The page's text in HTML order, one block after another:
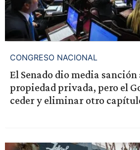
CONGRESO NACIONAL
El Senado dio media
propiedad privada, pero el
ceder y eliminar otro